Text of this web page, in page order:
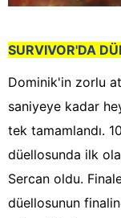
SURVIVOR'DA
Dominik'in zorlu
saniyeye kadar
tek tamamlandı.
düellosunda ilk
Sercan oldu.
düellosunun